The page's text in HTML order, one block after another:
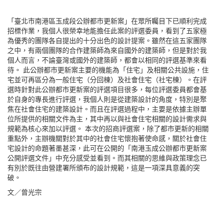
「臺北市南港區玉成段公辦都市更新案」在眾所矚目下已順利完成
招標作業，我個人很榮幸地能擔任此案的評選委員，看到了五家極
為優秀的團隊各自提出的十分出色的設計提案。雖然在這五家團隊
之中，有兩個團隊的合作建築師為來自國外的建築師，但是對於我
個人而言，不論臺灣或國外的建築師，都會以相同的評選基準來看
待。 此公辦都市更新案主要的機能為「住宅」及相關公共設施，住
宅並可再區分為一般住宅（分回棟）及社會住宅（社宅棟）。在評
選時針對此公辦都市更新案的評選項目很多，每位評選委員都會基
於自身的專長進行評選，我個人則是從建築設計的角度，特別是聚
焦在社會住宅的建築設計。而且在評選過程中，主要是依據主辦單
位所提供的相關文件為主，其中再以與社會住宅相關的設計需求與
規範為核心來加以評選。 本次的招商評選案，除了都市更新的相關
重點外，主辦機關對於其中的社會住宅懷抱著使命感，關於社會住
宅設計的命題著墨甚深，此可在公開的「南港玉成公辦都市更新案
公開評選文件」中充分感受並看到。而其相關的思維與政策理念已
有別於既往由營建署所頒布的設計規範，這是一項深具意義的突
破。
文／曾光宗